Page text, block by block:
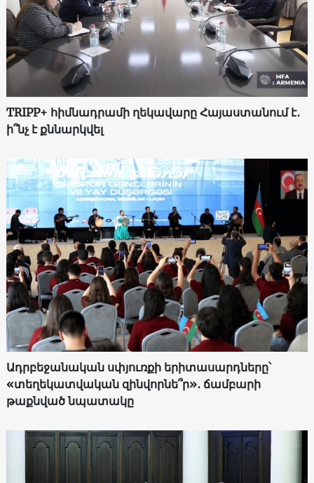
TRIPP+ հիմնադրամի ղեկավարը Հայաստանում է․
ի՞նչ է քննարկվել
Ադրբեջանական սփյուռքի երիտասարդները՝
«տեղեկատվական զինվորնե՞ր»․ ճամբարի
թաքնված նպատակը